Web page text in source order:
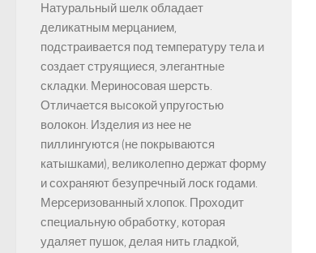
Натуральный шелк обладает
деликатным мерцанием,
подстраивается под температуру тела и
создает струящиеся, элегантные
складки. Мериносовая шерсть.
Отличается высокой упругостью
волокон. Изделия из нее не
пиллингуются (не покрываются
катышками), великолепно держат форму
и сохраняют безупречный лоск годами.
Мерсеризованный хлопок. Проходит
специальную обработку, которая
удаляет пушок, делая нить гладкой,